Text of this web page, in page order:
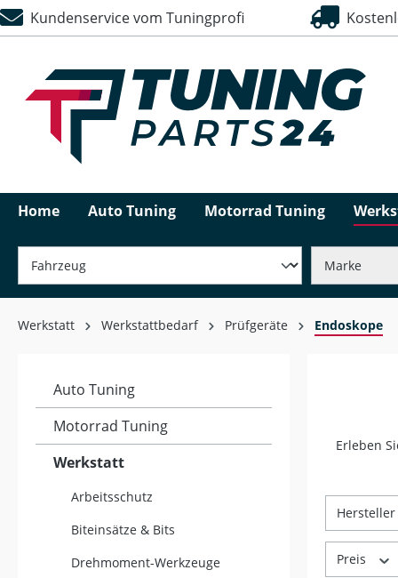
Zur Hauptnavigation springen
Kundenservice vom Tuningprofi
Home Auto Tuning Motorrad Tuning
Werkstatt Werkstattbedarf Prüfgeräte Endoskope
Auto Tuning
Motorrad Tuning
Werkstatt
Arbeitsschutz
Biteinsätze & Bits
Drehmoment-Werkzeuge
Erleben
Hersteller
Preis